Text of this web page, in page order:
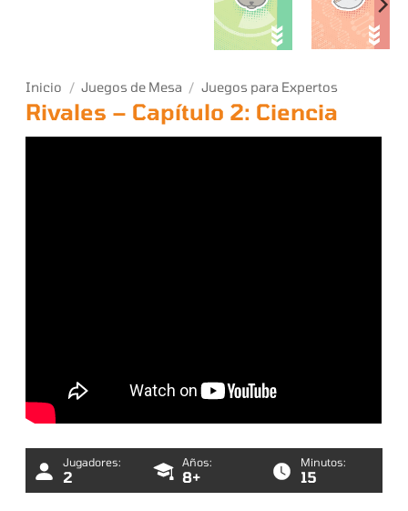
Inicio / Juegos de Mesa / Juegos para Expertos
Rivales – Capítulo 2: Ciencia
Jugadores:
2
Años:
8+
Minutos:
15